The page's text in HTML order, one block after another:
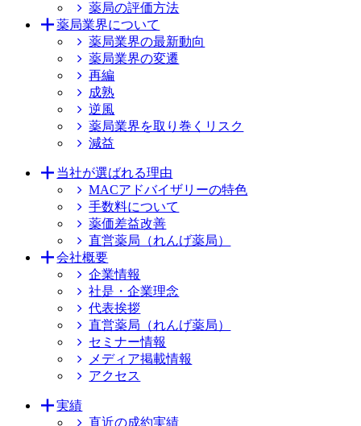
薬局の評価方法
薬局業界について
薬局業界の最新動向
薬局業界の変遷
再編
成熟
逆風
薬局業界を取り巻くリスク
減益
当社が選ばれる理由
MACアドバイザリーの特色
手数料について
薬価差益改善
直営薬局（れんげ薬局）
会社概要
企業情報
社是・企業理念
代表挨拶
直営薬局（れんげ薬局）
セミナー情報
メディア掲載情報
アクセス
実績
直近の成約実績